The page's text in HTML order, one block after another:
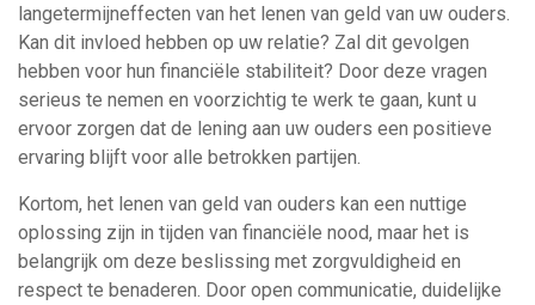
langetermijneffecten van het lenen van geld van uw ouders.
Kan dit invloed hebben op uw relatie? Zal dit gevolgen
hebben voor hun financiële stabiliteit? Door deze vragen
serieus te nemen en voorzichtig te werk te gaan, kunt u
ervoor zorgen dat de lening aan uw ouders een positieve
ervaring blijft voor alle betrokken partijen.
Kortom, het lenen van geld van ouders kan een nuttige
oplossing zijn in tijden van financiële nood, maar het is
belangrijk om deze beslissing met zorgvuldigheid en
respect te benaderen. Door open communicatie, duidelijke